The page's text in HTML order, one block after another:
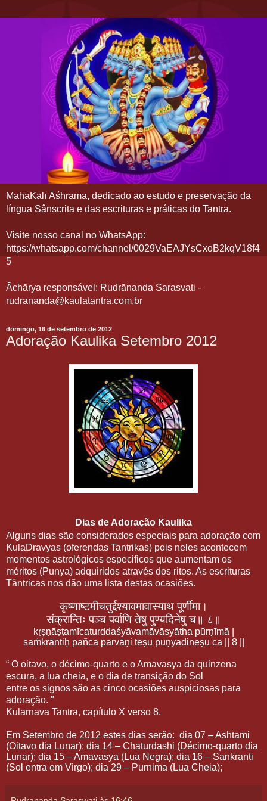
MahāKālī Āśhrama, dedicado ao estudo e preservação da
língua Sânscrita e das escrituras e práticas do Tantra.
Visite nosso canal no WhatsApp:
https://whatsapp.com/channel/0029VaEAJYsCxoB2kqV18f4
5
Āchārya responsável: Rudrānanda Sarasvati -
rudrananda@kaulatantra.com.br
domingo, 16 de setembro de 2012
Adoração Kaulika Setembro 2012
Dias de Adoração Kaulika
Alguns dias são considerados especiais para adoração com
KulaDravyas (oferendas Tantrikas) pois neles acontecem
momentos astrológicos especificos que aumentam os
méritos (Punya) adquiridos através dos ritos. As escrituras
Tântricas nos dão uma lista destas ocasiões.
कृष्णाष्टमीचतुर्द्दश्यावमावास्याथ पूर्णीमा।
संक्रान्तिः पञ्च पर्वाणि तेषु पुण्यदिनेषु च॥ ८॥
kṛṣṇāṣṭamīcaturddaśyāvamāvāsyātha pūrṇīmā |
saṁkrāntiḥ pañca parvāṇi teṣu puṇyadineṣu ca || 8 ||
“ O oitavo, o décimo-quarto e o Amavasya da quinzena
escura, a lua cheia, e o dia de transição do Sol
entre os signos são as cinco ocasiões auspiciosas para
adoração. "
Kularnava Tantra, capítulo X verso 8.
Em Setembro de 2012 estes dias serão: dia 07 – Ashtami
(Oitavo dia Lunar); dia 14 – Chaturdashi (Décimo-quarto dia
Lunar); dia 15 – Amavasya (Lua Negra); dia 16 – Sankranti
(Sol entra em Virgo); dia 29 – Purnima (Lua Cheia);